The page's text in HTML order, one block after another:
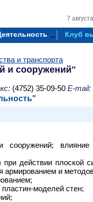
7
Клуб
и транспорта
и сооружений"
(4752) 35-09-50 E-mail:
сооружений;
действии плоской
армированием и
моделей стен;